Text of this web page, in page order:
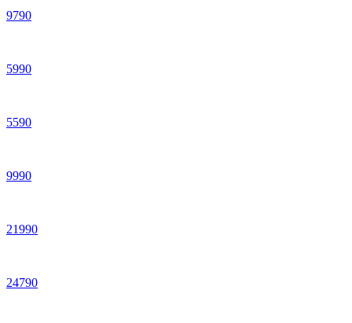
9790
5990
5590
9990
21990
24790